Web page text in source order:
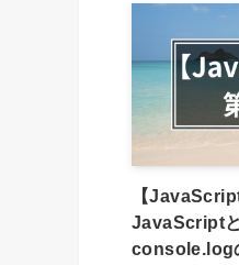
【
JavaScript
console.log